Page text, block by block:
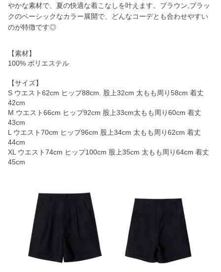
やかな素材で、夏の快適な着こなしを叶えます。ブラウン,ブラッ
クのベーシックなカラー展開で、どんなコーデとも合わせやすい
のが特徴です◎
【素材】
100% ポリエステル
【サイズ】
S ウエスト62cm ヒップ88cm. 股上32cm 太もも周り58cm 着丈
42cm
M ウエスト66cm ヒップ92cm 股上33cm太もも周り60cm 着丈
43cm
L ウエスト70cm ヒップ96cm 股上34cm 太もも周り62cm 着丈
44cm
XL ウエスト74cm ヒップ100cm 股上35cm 太もも周り64cm 着丈
45cm